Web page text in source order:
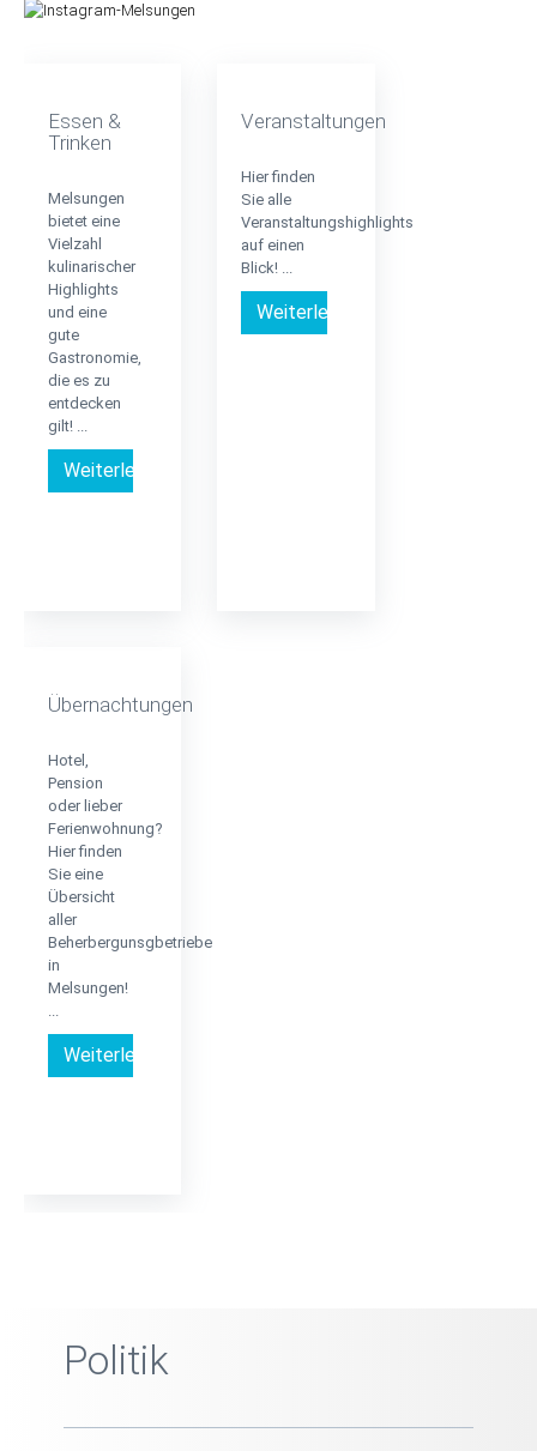
Essen &
Trinken
Melsungen
bietet eine
Vielzahl
kulinarischer
Highlights
und eine
gute
Gastronomie,
die es zu
entdecken
gilt! ...
Weiterlesen …
Veranstaltungen
Hier finden
Sie alle
Veranstaltungshighlights
auf einen
Blick! ...
Weiterlesen …
Übernachtungen
Hotel,
Pension
oder lieber
Ferienwohnung?
Hier finden
Sie eine
Übersicht
aller
Beherbergunsgbetriebe
in
Melsungen!
...
Weiterlesen …
Politik